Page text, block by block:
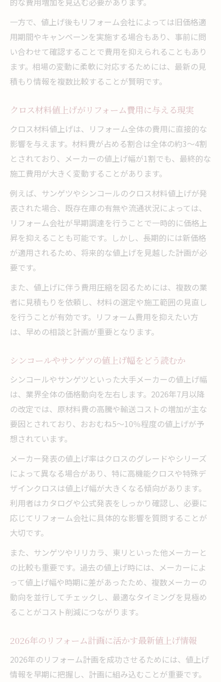
一方で、値上げ後もリフォーム会社によっては旧価格適
用期間やキャンペーンを実施する場合もあり、事前に問
い合わせて確認することで費用を抑えられることもあり
ます。相場の変動に柔軟に対応するためには、最新の見
積もり情報を複数比較することが賢明です。
クロス材料値上げがリフォーム費用に与える現実
クロス材料値上げは、リフォーム全体の費用に直接的な
影響を与えます。材料費が占める割合は全体の約3〜4割
とされており、メーカーの値上げ幅が1割でも、最終的な
施工費用が大きく変動することがあります。
例えば、サンゲツやシンコールのクロス材料値上げが発
表された場合、既存在庫の有無や流通状況によっては、
リフォーム会社が早期調達を行うことで一時的に価格上
昇を抑えることも可能です。しかし、長期的には新価格
が適用されるため、将来的な値上げを見越した計画が必
要です。
また、値上げに伴う費用圧縮を図るためには、複数の業
者に見積もりを依頼し、材料の選定や施工範囲の見直し
を行うことが有効です。リフォーム費用を抑えたい方
は、早めの相談と計画が重要となります。
シンコールやサンゲツの値上げ幅をどう読むか
シンコールやサンゲツといった大手メーカーの値上げ幅
は、業界全体の価格動向を左右します。2026年7月以降
の改定では、原材料費の高騰や輸送コストの増加が主な
要因とされており、おおむね5〜10％程度の値上げが予
想されています。
メーカー発表の値上げ率はクロスのグレードやシリーズ
によって異なる場合があり、特に高機能クロスや特殊デ
ザインクロスは値上げ幅が大きくなる傾向があります。
利用者はカタログや公式発表をしっかり確認し、必要に
応じてリフォーム会社に具体的な影響を質問することが
大切です。
また、サンゲツやリリカラ、東リといった他メーカーと
の比較も重要です。過去の値上げ時には、メーカーによ
って値上げ幅や時期に差があったため、複数メーカーの
動向を並行してチェックし、最適なタイミングを見極め
ることがコスト削減につながります。
2026年のリフォーム計画に活かす最新値上げ情報
2026年のリフォーム計画を成功させるためには、値上げ
情報を早期に把握し、計画に組み込むことが重要です。